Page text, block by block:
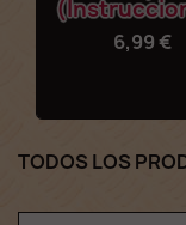
6,99 €
TODOS LOS